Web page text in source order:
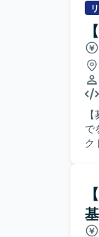
主体
ングス
でを
ク
づ
を
ー